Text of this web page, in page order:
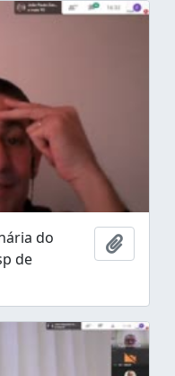
do
de
Add to